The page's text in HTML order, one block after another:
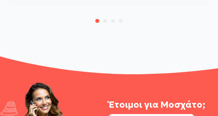
Έτοιμοι για Μοσχάτο;